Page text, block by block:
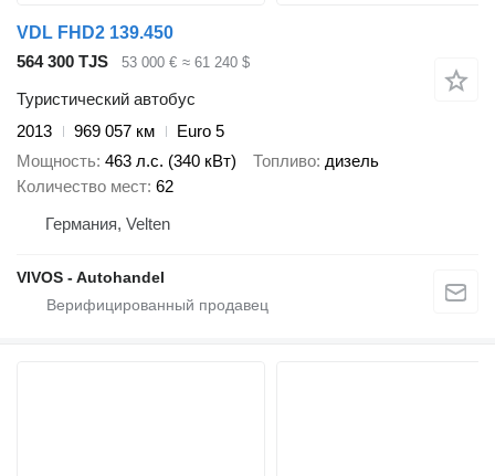
VDL FHD2 139.450
564 300 TJS
53 000 € ≈ 61 240 $
Туристический автобус
2013
969 057 км
Euro 5
Мощность 463 л.с. (340 кВт) Топливо дизель
Количество мест 62
Германия, Velten
VIVOS - Autohandel